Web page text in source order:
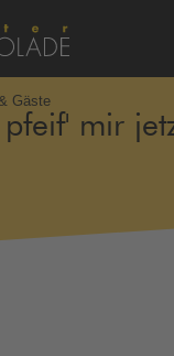
Gäste
mir